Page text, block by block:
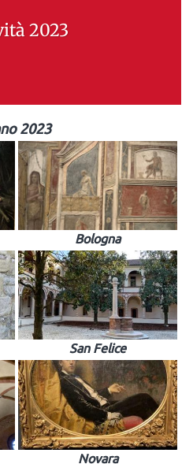
2023
2023
Bologna
San Felice
Novara